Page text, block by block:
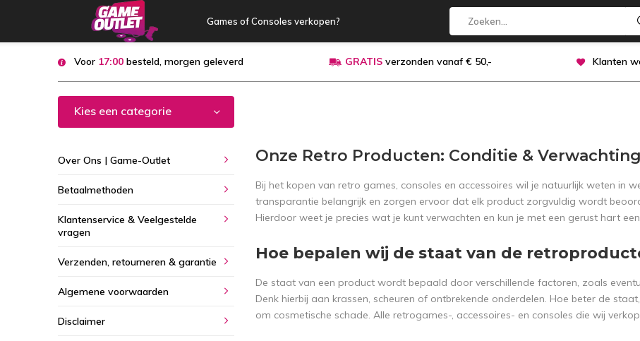
Games of Consoles verkopen?
Voor 17:00 besteld, morgen geleverd GRATISverzonden vanaf € 50,- Klanten
Kies een categorie
Onze Retro Producten: Conditie &
Bij het kopen van retro games, consoles en accessoires wil je natuurlijk weten in
transparantie belangrijk en zorgen ervoor dat elk product zorgvuldig wordt
Hierdoor weet je precies wat je kunt verwachten en kun je met een gerust hart
Hoe bepalen wij de staat van de
De staat van een product wordt bepaald door verschillende factoren, zoals
Denk hierbij aan krassen, scheuren of ontbrekende onderdelen. Hoe beter de
om cosmetische schade. Alle retrogames-, accessoires- en consoles die wij
Over Ons | Game-Outlet
Betaalmethoden
Klantenservice & Veelgestelde
vragen
Verzenden, retourneren & garantie
Algemene voorwaarden
Disclaimer